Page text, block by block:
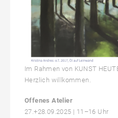
Im Rahmen von KUNST
Herzlich willkommen.
Offenes Atelier
27.+28.09.2025 | 11–16 Uhr